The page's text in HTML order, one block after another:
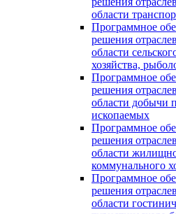
области
Программное
решения
области
хозяйства,
Программное
решения
области добычи
ископаемых
Программное
решения
области
коммунального
Программное
решения
области